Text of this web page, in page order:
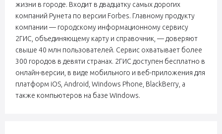
жизни в городе. Входит в двадцатку самых дорогих
компаний Рунета по версии Forbes. Главному продукту
компании — городскому информационному сервису
2ГИС, объединяющему карту и справочник, — доверяют
свыше 40 млн пользователей. Сервис охватывает более
300 городов в девяти странах. 2ГИС доступен бесплатно в
онлайн-версии, в виде мобильного и веб-приложения для
платформ iOS, Android, Windows Phone, BlackBerry, а
также компьютеров на базе Windows.